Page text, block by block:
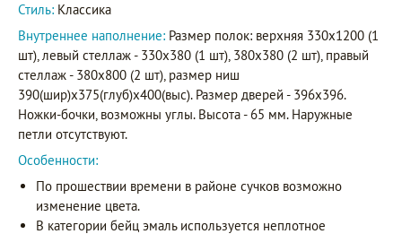
Стиль: Классика
Внутреннее наполнение: Размер полок: верхняя 330х1200 (1
шт), левый стеллаж - 330х380 (1 шт), 380х380 (2 шт), правый
стеллаж - 380х800 (2 шт), размер ниш
390(шир)х375(глуб)х400(выс). Размер дверей - 396х396.
Ножки-бочки, возможны углы. Высота - 65 мм. Наружные
петли отсутствуют.
Особенности:
По прошествии времени в районе сучков возможно
изменение цвета.
В категории бейц эмаль используется неплотное